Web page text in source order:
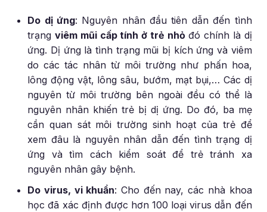
Do dị ứng: Nguyên nhân đầu tiên dẫn đến tình
trạngviêm mũi cấp tính ở trẻ nhỏđó chính là dị
ứng. Dị ứng là tình trạng mũi bị kích ứng và viêm
do các tác nhân từ môi trường như phấn hoa,
lông động vật, lông sâu, bướm, mạt bụi,… Các dị
nguyên từ môi trường bên ngoài đều có thể là
nguyên nhân khiến trẻ bị dị ứng. Do đó, ba mẹ
cần quan sát môi trường sinh hoạt của trẻ để
xem đâu là nguyên nhân dẫn đến tình trạng dị
ứng và tìm cách kiểm soát để trẻ tránh xa
nguyên nhân gây bệnh.
Do virus, vi khuẩn: Cho đến nay, các nhà khoa
học đã xác định được hơn 100 loại virus dẫn đến